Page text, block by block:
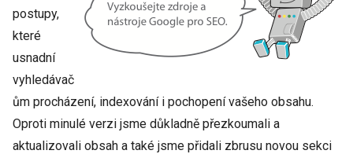
postupy,
které
usnadní
vyhledávač
ům procházení, indexování i pochopení vašeho obsahu.
Oproti minulé verzi jsme důkladně přezkoumali a
aktualizovali obsah a také jsme přidali zbrusu novou sekci